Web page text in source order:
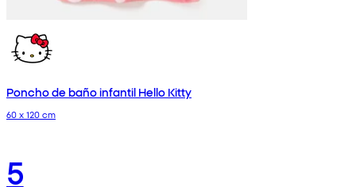
Poncho de baño infantil Hello Kitty
60 x 120 cm
5